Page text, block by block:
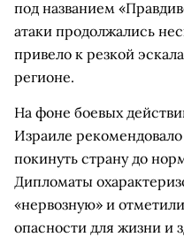
под названием
атаки продолжались
привело к резкой
регионе.
На фоне боевых
Израиле
покинуть страну до
Дипломаты
«нервозную» и
опасности для жизни и